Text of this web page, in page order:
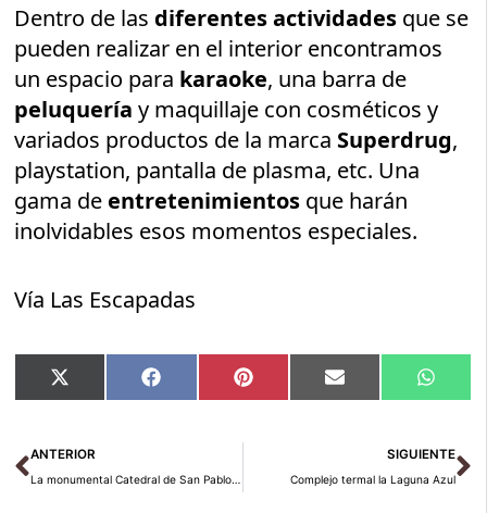
Dentro de las diferentes actividades que se
pueden realizar en el interior encontramos
un espacio para karaoke, una barra de
peluqueríay maquillaje con cosméticos y
variados productos de la marca Superdrug,
playstation, pantalla de plasma, etc. Una
gama de entretenimientos que harán
inolvidables esos momentos especiales.
Vía Las Escapadas
Compartir
en
X
(Twitter)
Compartir
en
Facebook Compartir
en
Pinterest Compartir
en
Email
en
Ant
ANTERIOR
La monumental Catedral de San Pablo en Londres
SIGUIENTE
Complejo termal la Laguna Azul